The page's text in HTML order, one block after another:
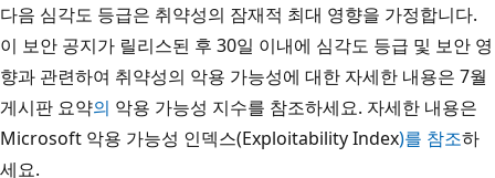
다음 심각도 등급은 취약성의 잠재적 최대 영향을 가정합니다.
이 보안 공지가 릴리스된 후 30일 이내에 심각도 등급 및 보안 영
향과 관련하여 취약성의 악용 가능성에 대한 자세한 내용은 7월
게시판 요약의 악용 가능성 지수를 참조하세요. 자세한 내용은
Microsoft 악용 가능성 인덱스(Exploitability Index)를 참조하
세요.